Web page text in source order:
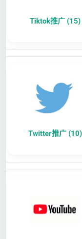
Tiktok推广 (15)
Twitter推广 (10)